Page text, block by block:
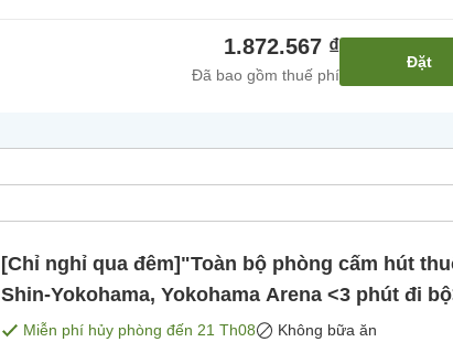
1.872.567 ₫
Đã bao gồm thuế phí
Đặt
[Chỉ nghỉ qua đêm]"Toàn bộ phòng cấm hút
Shin-Yokohama, Yokohama Arena <3 phút đi
Tok [Không bao gồm bữa ăn]
Miễn phí hủy phòng đến 21 Th08 Không bữa ăn